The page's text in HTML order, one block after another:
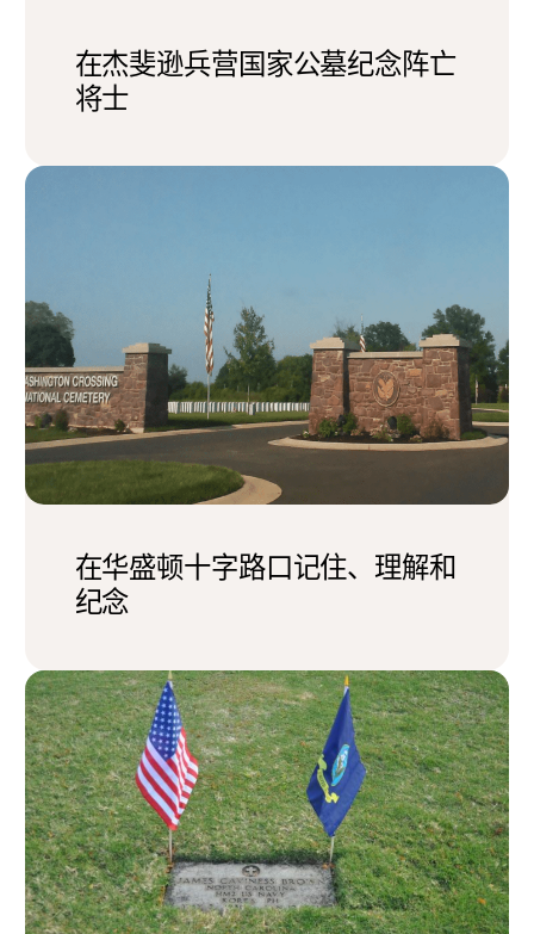
在杰斐逊兵营国家公墓纪念阵亡
将士
在华盛顿十字路口记住、理解和
纪念